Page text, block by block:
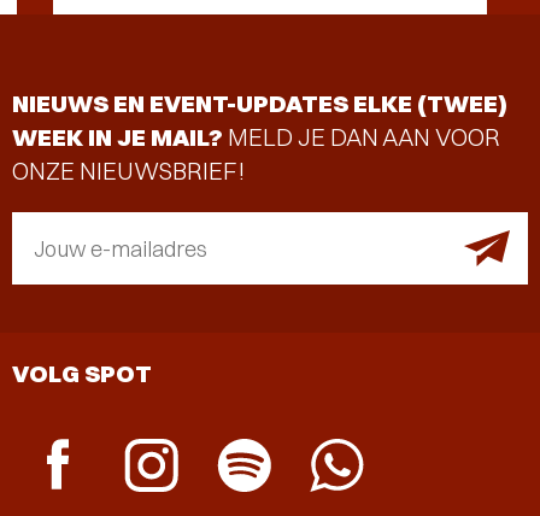
NIEUWS EN EVENT-UPDATES ELKE (TWEE)
WEEK IN JE MAIL? MELD JE DAN AAN VOOR
ONZE NIEUWSBRIEF!
Jouw e-mailadres
VOLG SPOT